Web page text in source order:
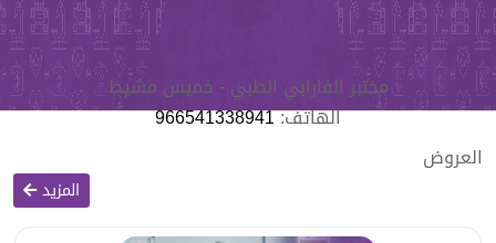
مختبر الفارابي الطبي - خميس مشيط
الهاتف:966541338941
العروض
المزيد